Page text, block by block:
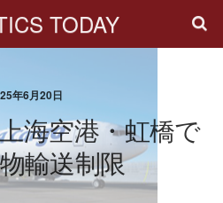
TODAY
年6月20日
海空港・虹橋で
輸送制限